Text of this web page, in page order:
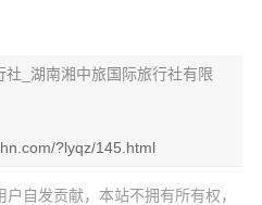
_湖南湘中旅国际旅行社有限
?lyqz/145.html
自发贡献，本站不拥有所有权，